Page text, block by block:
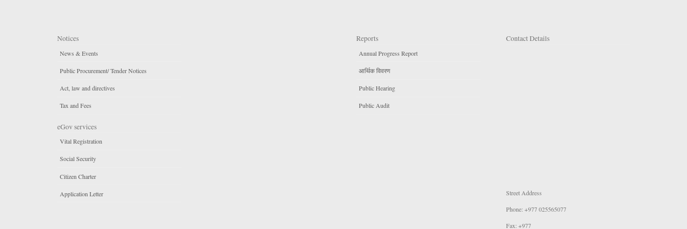
Notices
News & Events
Public Procurement/ Tender Notices
Act, law and directives
Tax and Fees
eGov services
Vital Registration
Social Security
Citizen Charter
Application Letter
Reports
Annual Progress Report
आर्थिक विवरण
Public Hearing
Public Audit
Contact Details
Street Address
Phone: +977 025565077
Fax: +977